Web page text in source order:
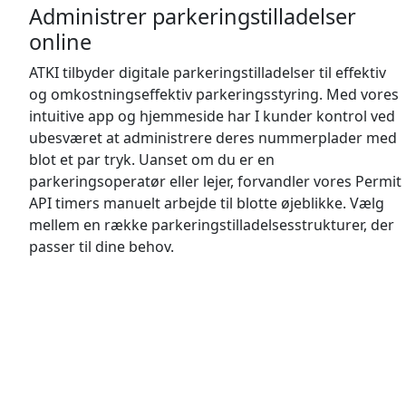
Administrer parkeringstilladelser
online
ATKI tilbyder digitale parkeringstilladelser til effektiv
og omkostningseffektiv parkeringsstyring. Med vores
intuitive app og hjemmeside har I kunder kontrol ved
ubesværet at administrere deres nummerplader med
blot et par tryk. Uanset om du er en
parkeringsoperatør eller lejer, forvandler vores Permit
API timers manuelt arbejde til blotte øjeblikke. Vælg
mellem en række parkeringstilladelsesstrukturer, der
passer til dine behov.